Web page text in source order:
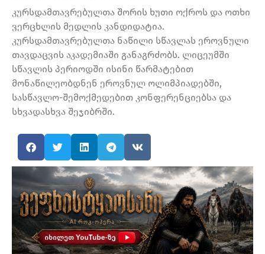
კურსდამთავრებულთა შორის ხუთი ოქროს და ოთხი
ვერცხლის მედლის კანდიდატია.
კურსდამთავრებულთა ნაწილი სწავლას ეროვნული
თავდაცვის აკადემიაში განაგრძობს. ლიცეუმში
სწავლის პერიოდში ისინი წარმატებით
მონაწილეობდნენ ეროვნულ ოლიმპიადებში,
სასწავლო-შემოქმედებით კონფერენციებსა და
სხვადასხვა შეჯიბრში.